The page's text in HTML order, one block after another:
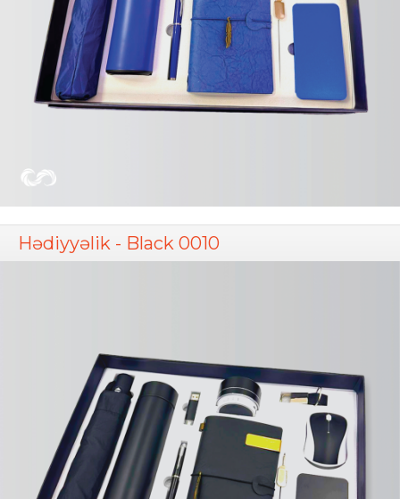
Hədiyyəlik - Black 0010